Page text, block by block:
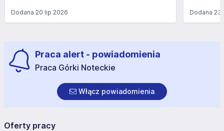
Dodana 20 lip 2026 Dodana23
Praca alert - powiadomienia
Praca Górki Noteckie
Włącz powiadomienia
Oferty pracy